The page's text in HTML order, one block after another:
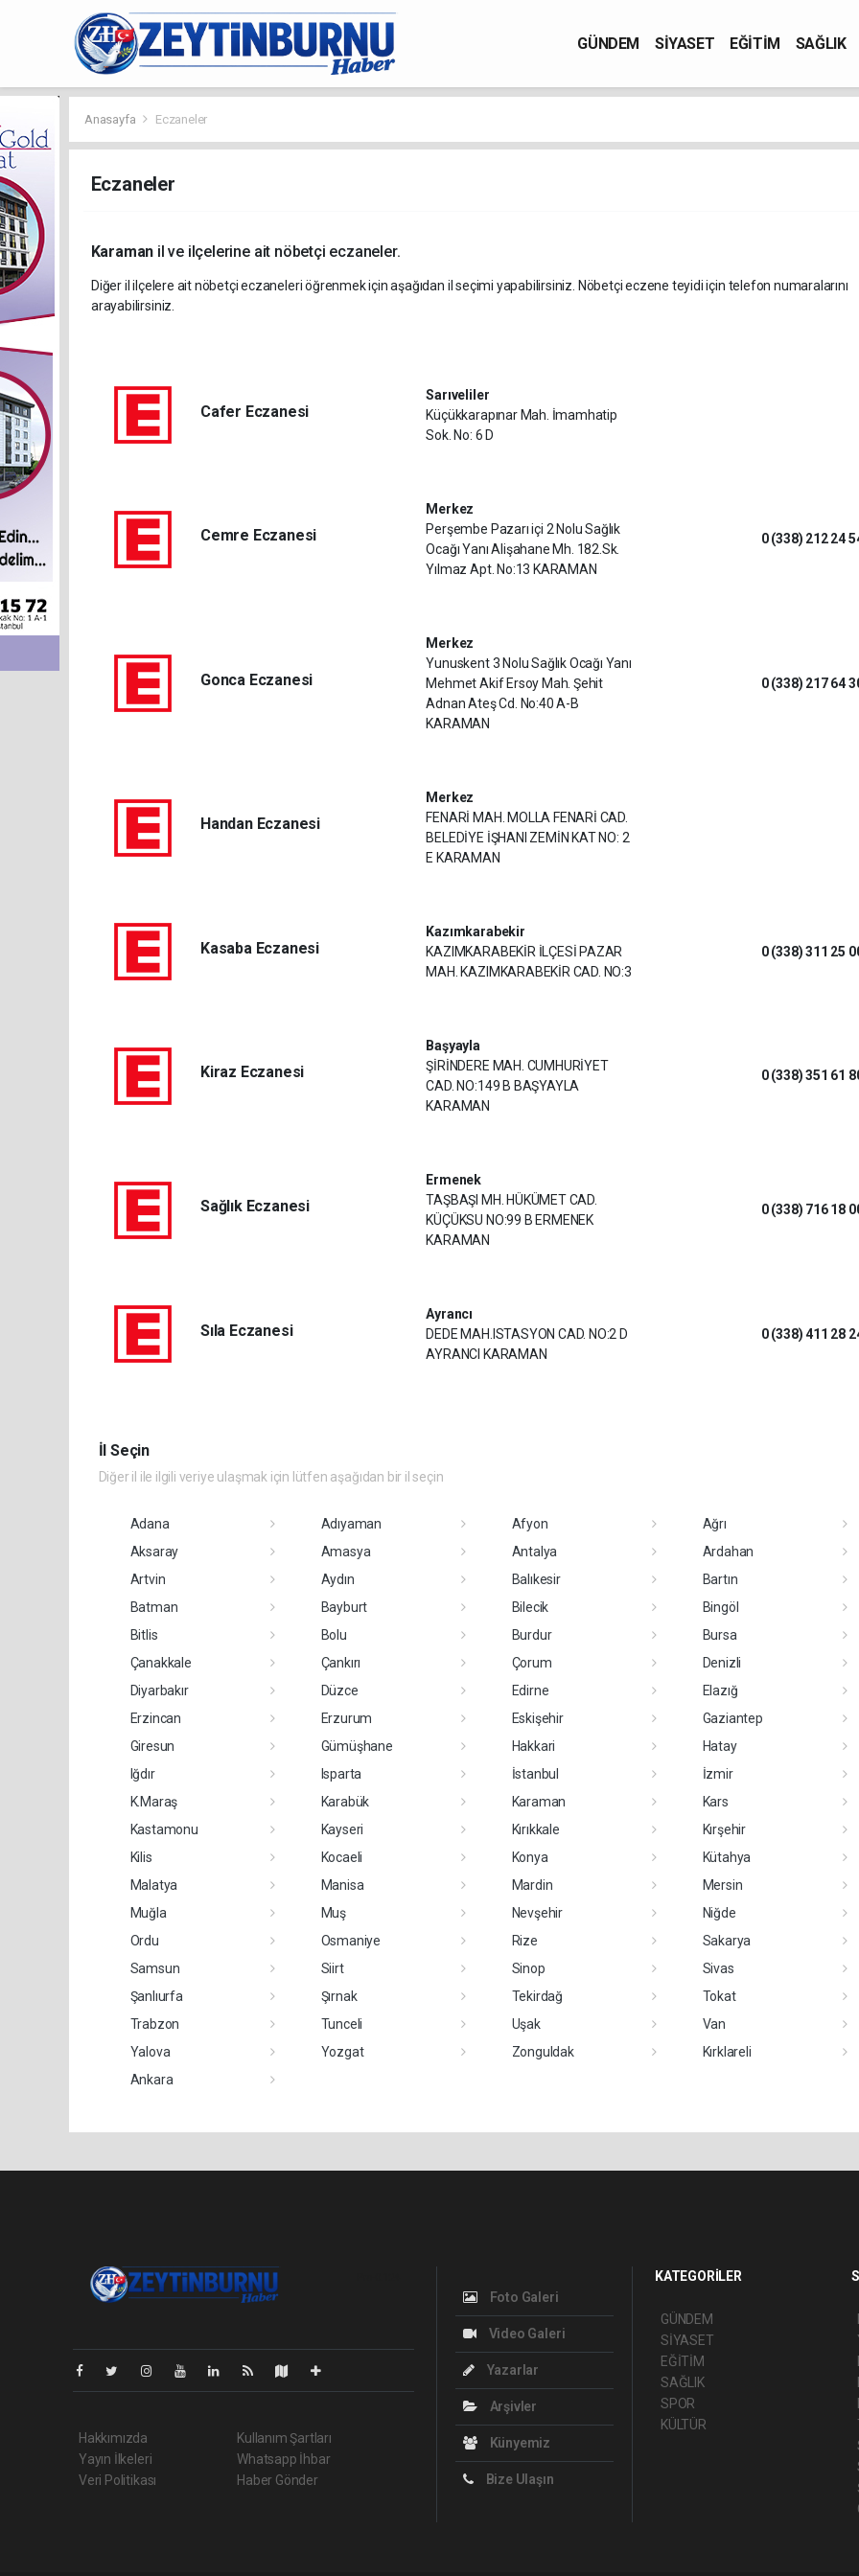
GÜNDEM SİYASET EĞİTİM SAĞLIK
Anasayfa Eczaneler
Eczaneler
Karaman il ve ilçelerine ait nöbetçi eczaneler.
Diğer il ilçelere ait nöbetçi eczaneleri öğrenmek için aşağıdan il seçimi yapabilirsiniz. Nöbetçi eczene teyidi için telefon numaralarını
arayabilirsiniz.
Cafer Eczanesi
Sarıveliler
Küçükkarapınar Mah. İmamhatip
Sok. No: 6 D
Cemre Eczanesi
Merkez
Perşembe Pazarı içi 2 Nolu Sağlık
Ocağı Yanı Alişahane Mh. 182.Sk.
Yılmaz Apt. No:13 KARAMAN
0 (338) 212 24
Gonca Eczanesi
Merkez
Yunuskent 3 Nolu Sağlık Ocağı Yanı
Mehmet Akif Ersoy Mah. Şehit
Adnan Ateş Cd. No:40 A-B
KARAMAN
0 (338) 217 64
Handan Eczanesi
Merkez
FENARİ MAH. MOLLA FENARİ CAD.
BELEDİYE İŞHANI ZEMİN KAT NO: 2
E KARAMAN
Kasaba Eczanesi
Kazımkarabekir
KAZIMKARABEKİR İLÇESİ PAZAR
MAH. KAZIMKARABEKİR CAD. NO:3
0 (338) 311 25
Kiraz Eczanesi
Başyayla
ŞİRİNDERE MAH. CUMHURİYET
CAD. NO:149 B BAŞYAYLA
KARAMAN
0 (338) 351 61
Sağlık Eczanesi
Ermenek
TAŞBAŞI MH. HÜKÜMET CAD.
KÜÇÜKSU NO:99 B ERMENEK
KARAMAN
0 (338) 716 18
Sıla Eczanesi
Ayrancı
DEDE MAH.ISTASYON CAD. NO:2 D
AYRANCI KARAMAN
0 (338) 411 28
İl Seçin
Diğer il ile ilgili veriye ulaşmak için lütfen aşağıdan bir il seçin
Adana Adıyaman Afyon
Ağrı
Aksaray
Amasya Antalya
Ardahan
Artvin
Aydın Balıkesir
Bartın
Batman
Bayburt Bilecik
Bingöl
Bitlis
Bolu Burdur
Bursa
Çanakkale
Çankırı Çorum
Denizli
Diyarbakır
Düzce Edirne
Elazığ
Erzincan
Erzurum Eskişehir
Gaziantep
Giresun
Gümüşhane Hakkari
Hatay
Iğdır
Isparta İstanbul
İzmir
K.Maraş
Karabük Karaman
Kars
Kastamonu
Kayseri Kırıkkale
Kırşehir
Kilis
Kocaeli Konya
Kütahya
Malatya
Manisa Mardin
Mersin
Muğla
Muş Nevşehir
Niğde
Ordu
Osmaniye Rize
Sakarya
Samsun
Siirt Sinop
Sivas
Şanlıurfa
Şırnak Tekirdağ
Tokat
Trabzon
Tunceli Uşak
Van
Yalova
Yozgat Zonguldak
Kırklareli
Ankara
Hakkımızda
Yayın İlkeleri
Veri Politikası
Kullanım Şartları
Whatsapp İhbar
Haber Gönder
Foto Galeri
Video Galeri
Yazarlar
Arşivler
Künyemiz
Bize Ulaşın
KATEGORİLER
GÜNDEM
SİYASET
EĞİTİM
SAĞLIK
SPOR
KÜLTÜR